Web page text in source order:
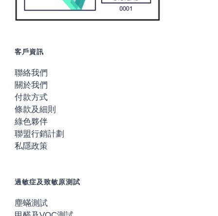
客戶資訊
聯絡我們
關於我們
付款方式
條款及細則
綠色夥伴
聯盟行銷計劃
私隱政策
過敏症及致敏原測試
塵蟎測試